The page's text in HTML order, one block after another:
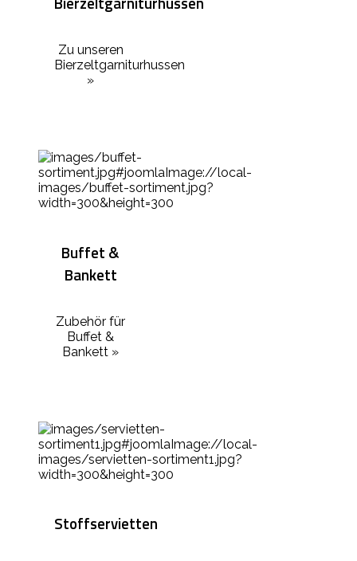
Zu unseren
Bierzeltgarniturhussen
»
Buffet &
Bankett
Zubehör für
Buffet &
Bankett »
Stoffservietten